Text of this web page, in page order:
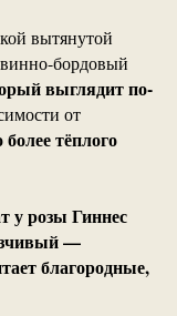
вытянутой
бордовый
выглядит по-
от
тёплого
у розы Гиннес
—
благородные,